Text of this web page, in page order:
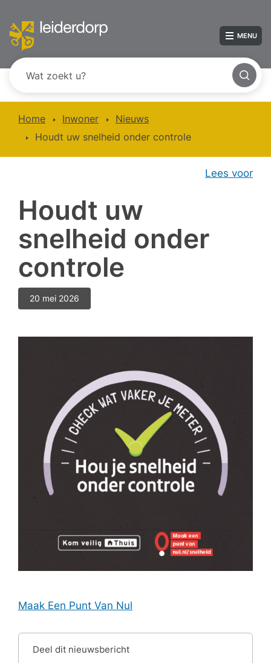
MENU
Home Inwoner
Nieuws
Houdt uw snelheid onder controle
Lees voor
Houdt uw
snelheid onder
controle
20 mei 2026
Maak Een Punt Van Nul
Deel dit nieuwsbericht